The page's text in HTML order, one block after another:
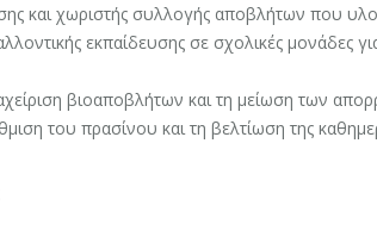
και χωριστής συλλογής αποβλήτων που
εκπαίδευσης σε σχολικές μονάδες
βιοαποβλήτων και τη μείωση των
του πρασίνου και τη βελτίωση της